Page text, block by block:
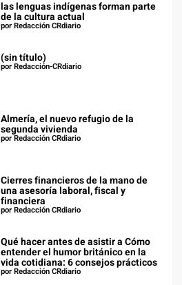
las lenguas indígenas forman parte
de la cultura actual
por Redacción CRdiario
(sin título)
por Redacción-CRdiario
Almería, el nuevo refugio de la
segunda vivienda
por Redacción CRdiario
Cierres financieros de la mano de
una asesoría laboral, fiscal y
financiera
por Redacción CRdiario
Qué hacer antes de asistir a Cómo
entender el humor británico en la
vida cotidiana: 6 consejos prácticos
por Redacción CRdiario